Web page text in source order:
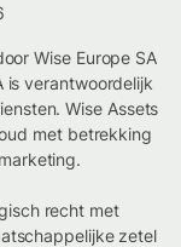
Wise Europe SA
is verantwoordelijk
Wise Assets
met betrekking
recht met
zetel